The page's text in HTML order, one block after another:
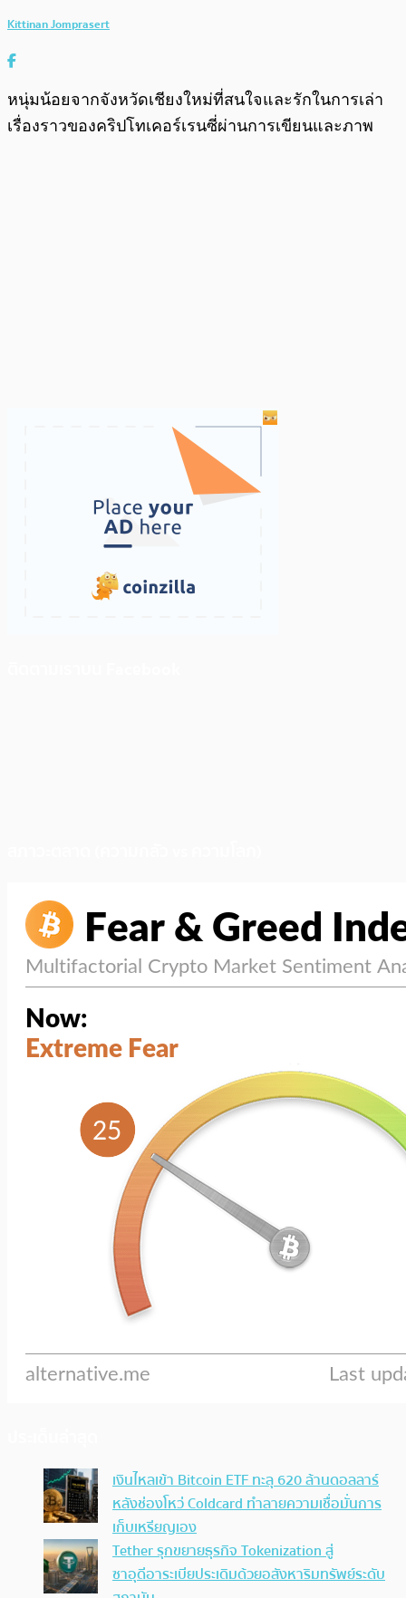
Kittinan Jomprasert
หนุ่มน้อยจากจังหวัดเชียงใหม่ที่สนใจและรักในการเล่า
เรื่องราวของคริปโทเคอร์เรนซี่ผ่านการเขียนและภาพ
เงินไหลเข้า Bitcoin ETF ทะลุ 620 ล้านดอลลาร์
หลังช่องโหว่ Coldcard ทำลายความเชื่อมั่นการ
เก็บเหรียญเอง
Tether รุกขยายธุรกิจ Tokenization สู่
ซาอุดีอาระเบียประเดิมด้วยอสังหาริมทรัพย์ระดับ